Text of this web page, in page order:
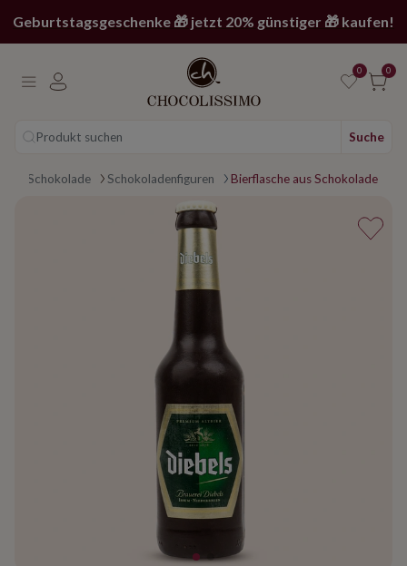
Geburtstagsgeschenke 🎁 jetzt 20% günstiger 🎁 kaufen!
0 0
Produkt suchen Suche
Main page
Schokolade Schokoladenfiguren Bierflasche aus Schokolade